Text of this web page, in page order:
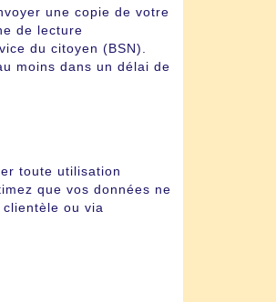
une copie de votre
de lecture
du citoyen (BSN).
moins dans un délai de
toute utilisation
que vos données ne
ou via